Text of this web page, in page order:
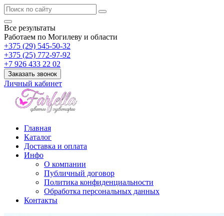
Все результаты
Работаем по Могилеву и области
+375 (29) 545-50-32
+375 (25) 772-97-92
+7 926 433 22 02
Заказать звонок
Личный кабинет
Главная
Каталог
Доставка и оплата
Инфо
О компании
Публичный договор
Политика конфиденциальности
Обработка персональных данных
Контакты